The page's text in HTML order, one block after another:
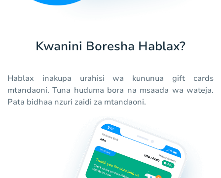
Kwanini Boresha Hablax?
Hablax inakupa urahisi wa kununua gift cards
mtandaoni. Tuna huduma bora na msaada wa wateja.
Pata bidhaa nzuri zaidi za mtandaoni.